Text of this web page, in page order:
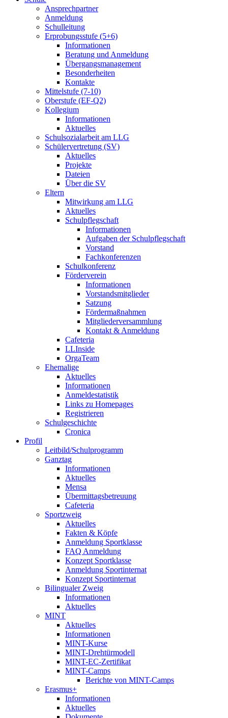
Ansprechpartner
Anmeldung
Schulleitung
Erprobungsstufe (5+6)
Informationen
Beratung und Anmeldung
Übergangsmanagement
Besonderheiten
Kontakte
Mittelstufe (7-10)
Oberstufe (EF-Q2)
Kollegium
Informationen
Aktuelles
Schulsozialarbeit am LLG
Schülervertretung (SV)
Aktuelles
Projekte
Dateien
Über die SV
Eltern
Mitwirkung am LLG
Aktuelles
Schulpflegschaft
Informationen
Aufgaben der Schulpflegschaft
Vorstand
Fachkonferenzen
Schulkonferenz
Förderverein
Informationen
Vorstandsmitglieder
Satzung
Fördermaßnahmen
Mitgliederversammlung
Kontakt & Anmeldung
Cafeteria
LLInside
OrgaTeam
Ehemalige
Aktuelles
Informationen
Anmeldestatistik
Links zu Homepages
Registrieren
Schulgeschichte
Cronica
Profil
Leitbild/Schulprogramm
Ganztag
Informationen
Aktuelles
Mensa
Übermittagsbetreuung
Cafeteria
Sportzweig
Aktuelles
Fakten & Köpfe
Anmeldung Sportklasse
FAQ Anmeldung
Konzept Sportklasse
Anmeldung Sportinternat
Konzept Sportinternat
Bilingualer Zweig
Informationen
Aktuelles
MINT
Aktuelles
Informationen
MINT-Kurse
MINT-Drehtürmodell
MINT-EC-Zertifikat
MINT-Camps
Berichte von MINT-Camps
Erasmus+
Informationen
Aktuelles